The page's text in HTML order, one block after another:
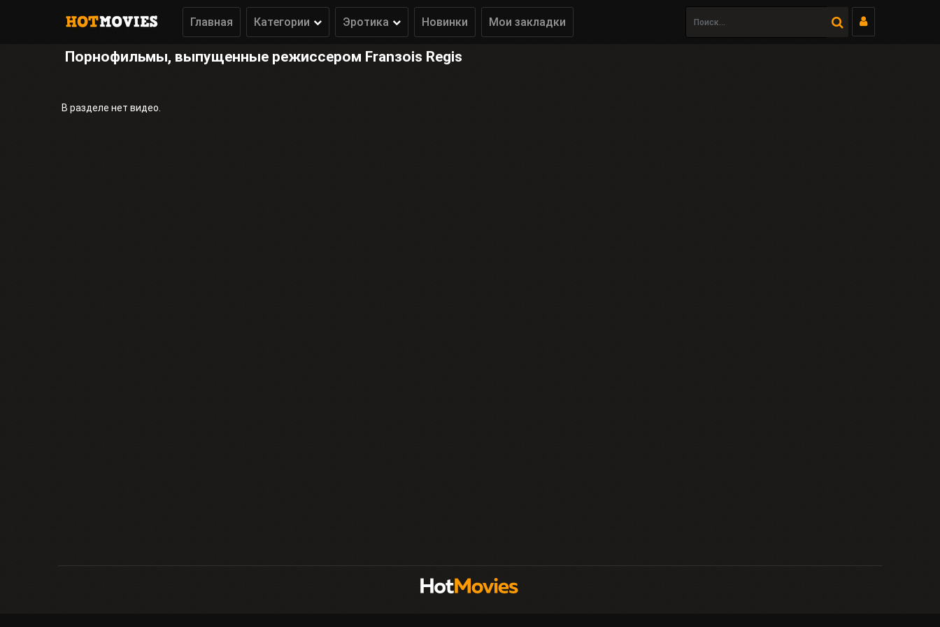
Главная Категории Эротика Новинки Мои закладки
Порнофильмы, выпущенные режиссером Franзois Regis
В разделе нет видео.